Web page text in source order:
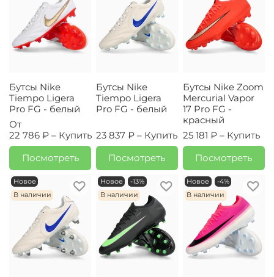
Бутсы Nike
Tiempo Ligera
Pro FG - белый
От
22 786 ₽ – Купить
Посмотреть
Бутсы Nike
Tiempo Ligera
Pro FG - белый
23 837 ₽ – Купить
Посмотреть
Бутсы Nike Zoom
Mercurial Vapor
17 Pro FG -
красный
25 181 ₽ – Купить
Посмотреть
Новое
В наличии
Новое
-13%
В наличии
Новое
-4%
В наличии